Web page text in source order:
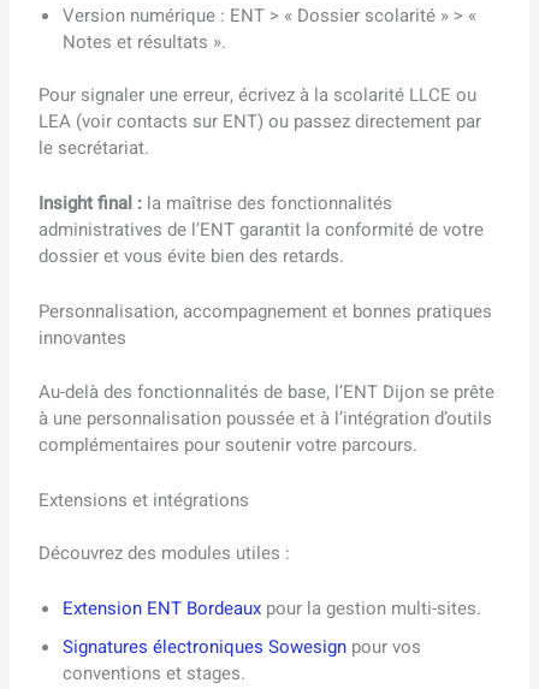
Version numérique : ENT > « Dossier scolarité » > «
Notes et résultats ».
Pour signaler une erreur, écrivez à la scolarité LLCE ou
LEA (voir contacts sur ENT) ou passez directement par
le secrétariat.
Insight final : la maîtrise des fonctionnalités
administratives de l’ENT garantit la conformité de votre
dossier et vous évite bien des retards.
Personnalisation, accompagnement et bonnes pratiques
innovantes
Au-delà des fonctionnalités de base, l’ENT Dijon se prête
à une personnalisation poussée et à l’intégration d’outils
complémentaires pour soutenir votre parcours.
Extensions et intégrations
Découvrez des modules utiles :
Extension ENT Bordeaux pour la gestion multi-sites.
Signatures électroniques Sowesign pour vos
conventions et stages.